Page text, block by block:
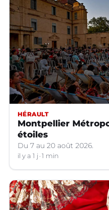
HÉRAULT
Montpellier
étoiles
Du 7 au 20 août 2026.
il y a 1 j 1 min